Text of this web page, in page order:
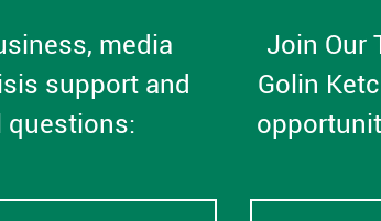
media
support and
questions:
Join Our
Golin